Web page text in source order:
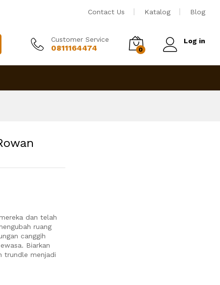
Contact Us Katalog Blog
Customer Service
0811164474 0
Log in
dan telah
ruang
canggih
Biarkan
trundle menjadi
Tambah ke keranjang